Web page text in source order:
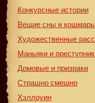
Конкурсные истории
Вещие сны и кошмары
Художественные
Маньяки и
Домовые и призраки
Страшно смешно
Хэллоуин